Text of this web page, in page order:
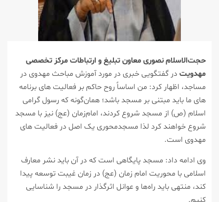
حجت‌الاسلام نصوری معاون تبلیغ و ارتباطات مرکز تخصصی
مهدویت در گفتگویی خبری در مورد آموزش مباحث مهدوی در
مساجد، اظهار کرد: من اساساً روح حاکم بر فعالیت های برنامه
های ما باید مبتنی بر مسجد باشد؛ همان‌گونه که رسول گرامی
اسلام (ص) از مسجد شروع کردند، امام‌زمان (عج) نیز با مسجد
شروع خواهند کرد لذا مسجدمحوری یک اصل در فعالیت ‌های
مهدوی است.
وی ادامه داد: مسجد پایگاهی است که در آن باید نشر معارف
اسلامی با محوریت امام زمان (عج) در زمان غیبت توسعه پیدا
کند، منتهی باید راه‌ها و عوانل اثرگذار در مسجد را شناسایی
کنیم.